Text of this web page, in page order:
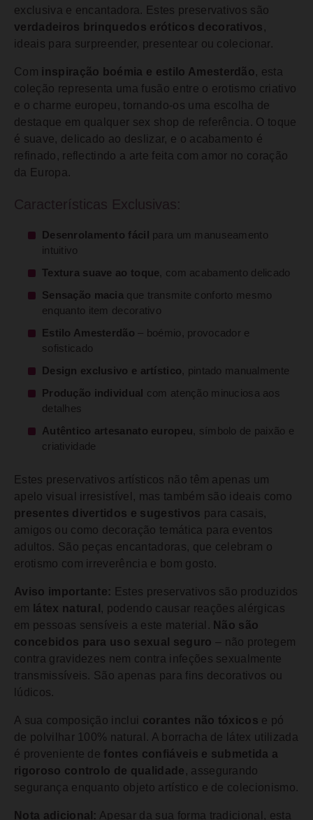
exclusiva e encantadora. Estes preservativos são
verdadeiros brinquedos eróticos decorativos ,
ideais para surpreender, presentear ou colecionar.
Com inspiração boémia e estilo Amesterdão, esta
coleção representa uma fusão entre o erotismo criativo
e o charme europeu, tornando-os uma escolha de
destaque em qualquer sex shop de referência. O toque
é suave, delicado ao deslizar, e o acabamento é
refinado, reflectindo a arte feita com amor no coração
da Europa.
Características Exclusivas:
Desenrolamento fácil
para um manuseamento
intuitivo
Textura suave ao toque, com acabamento delicado
Sensação macia que transmite conforto mesmo
enquanto item decorativo
Estilo Amesterdão – boémio, provocador e
sofisticado
Design exclusivo e artístico, pintado manualmente
Produção individual
com atenção minuciosa aos
detalhes
Autêntico artesanato europeu, símbolo de paixão e
criatividade
Estes preservativos artísticos não têm apenas um
apelo visual irresistível, mas também são ideais como
presentes divertidos e sugestivos para casais,
amigos ou como decoração temática para eventos
adultos. São peças encantadoras, que celebram o
erotismo com irreverência e bom gosto.
Aviso importante: Estes preservativos são produzidos
em
látex natural , podendo causar reações alérgicas
em pessoas sensíveis a este material. Não são
concebidos para uso sexual seguro – não protegem
contra gravidezes nem contra infeções sexualmente
transmissíveis. São apenas para fins decorativos ou
lúdicos.
A sua composição inclui corantes não tóxicos e pó
de polvilhar 100% natural. A borracha de látex utilizada
é proveniente de fontes confiáveis e submetida a
rigoroso controlo de qualidade , assegurando
segurança enquanto objeto artístico e de colecionismo.
Nota adicional: Apesar da sua forma tradicional, esta